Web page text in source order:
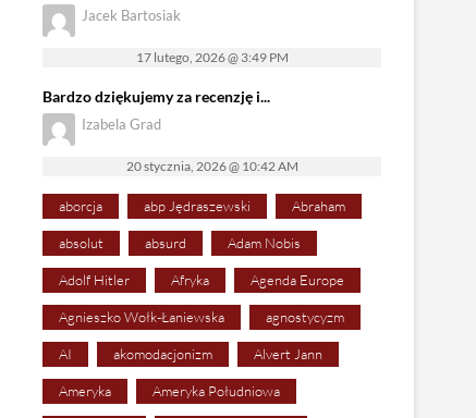
Jacek Bartosiak
17 lutego, 2026 @ 3:49 PM
Bardzo dziękujemy za recenzję i...
Izabela Grad
20 stycznia, 2026 @ 10:42 AM
aborcja abp Jędraszewski Abraham
absolut absurd Adam Nobis
Adolf Hitler Afryka Agenda Europe
Agnieszko Wołk-Łaniewska agnostycyzm
AI akomodacjonizm Alvert Jann
Ameryka Ameryka Południowa